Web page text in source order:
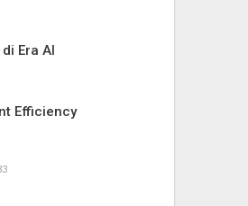
Era AI
Efficiency